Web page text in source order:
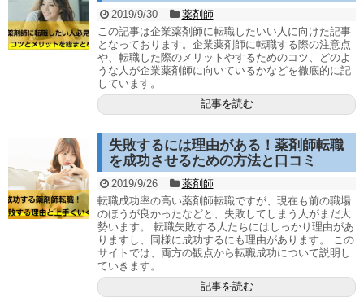
2019/9/30
薬剤師
この記事は企業薬剤師に転職したいい人に向けた記事
となっております。企業薬剤師に転職する際の注意点
や、転職した際のメリットやするためのコツ、どのよ
うな人が企業薬剤師に向いているかなどを徹底的に記
しています。
記事を読む
失敗するには理由がある！薬剤師転職
を成功させるための方法と口コミ
2019/9/26
薬剤師
転職成功率の高い薬剤師転職ですが、現在も前の職場
のほうが良かったなどと、失敗してしまう人がまだ大
勢います。 転職失敗する人たちにはしっかり理由があ
りますし、同様に成功するにも理由があります。 この
サイトでは、両方の観点から転職成功について説明し
ていきます。
記事を読む